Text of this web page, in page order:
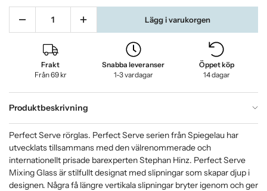
Lägg i varukorgen
Frakt
Från 69 kr
Snabba leveranser
1-3 vardagar
Öppet köp
14 dagar
Produktbeskrivning
Perfect Serve rörglas. Perfect Serve serien från Spiegelau har
utvecklats tillsammans med den välrenommerade och
internationellt prisade barexperten Stephan Hinz. Perfect Serve
Mixing Glass är stilfullt designat med slipningar som skapar djup i
designen. Några få längre vertikala slipningar bryter igenom och ger